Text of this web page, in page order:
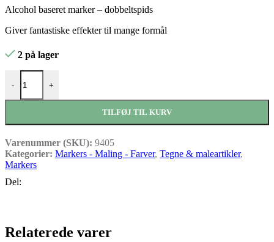
Alcohol baseret marker – dobbeltspids
Giver fantastiske effekter til mange formål
2 på lager
-
Graph'it Brush marker 9405 Warm Grey 5 antal
+
TILFØJ TIL KURV
Varenummer (SKU): 9405
Kategorier: Markers - Maling - Farver, Tegne & maleartikler,
Markers
Del:
Relaterede varer